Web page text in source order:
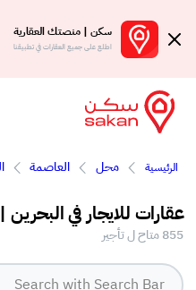
سكن | منصتك العقارية
اطلع على جميع العقارات في تطبيقنا
بالعمولة
الرئيسية محل العاصمة
عقارات للايجار في
855 متاح ل تأجير